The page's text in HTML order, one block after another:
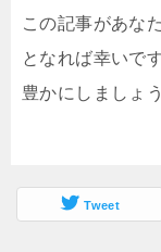
この記事があな
となれば幸いで
豊かにしましょう
Tweet